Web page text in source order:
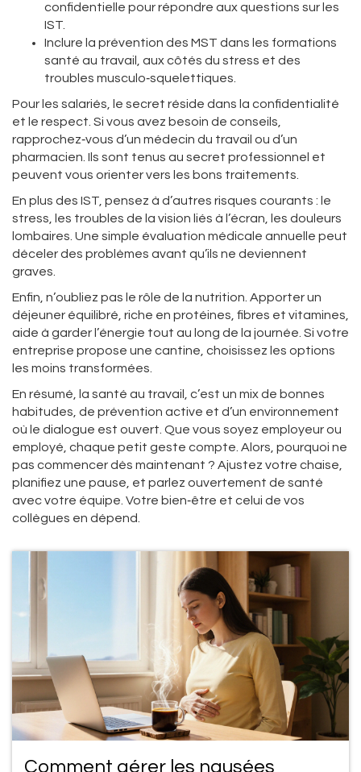
confidentielle pour répondre aux questions sur les
IST.
Inclure la prévention des MST dans les formations
santé au travail, aux côtés du stress et des
troubles musculo‑squelettiques.
Pour les salariés, le secret réside dans la confidentialité
et le respect. Si vous avez besoin de conseils,
rapprochez‑vous d’un médecin du travail ou d’un
pharmacien. Ils sont tenus au secret professionnel et
peuvent vous orienter vers les bons traitements.
En plus des IST, pensez à d’autres risques courants : le
stress, les troubles de la vision liés à l’écran, les douleurs
lombaires. Une simple évaluation médicale annuelle peut
déceler des problèmes avant qu’ils ne deviennent
graves.
Enfin, n’oubliez pas le rôle de la nutrition. Apporter un
déjeuner équilibré, riche en protéines, fibres et vitamines,
aide à garder l’énergie tout au long de la journée. Si votre
entreprise propose une cantine, choisissez les options
les moins transformées.
En résumé, la santé au travail, c’est un mix de bonnes
habitudes, de prévention active et d’un environnement
où le dialogue est ouvert. Que vous soyez employeur ou
employé, chaque petit geste compte. Alors, pourquoi ne
pas commencer dès maintenant ? Ajustez votre chaise,
planifiez une pause, et parlez ouvertement de santé
avec votre équipe. Votre bien‑être et celui de vos
collègues en dépend.
Comment gérer les nausées